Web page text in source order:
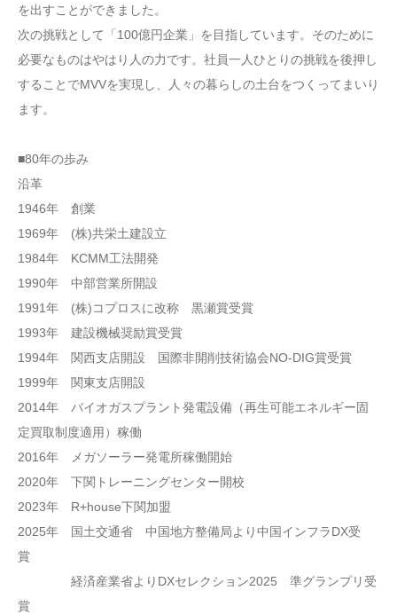
を出すことができました。
次の挑戦として「100億円企業」を目指しています。そのために
必要なものはやはり人の力です。社員一人ひとりの挑戦を後押し
することでMVVを実現し、人々の暮らしの土台をつくってまいり
ます。
■80年の歩み
沿革
1946年 創業
1969年 (株)共栄土建設立
1984年 KCMM工法開発
1990年 中部営業所開設
1991年 (株)コプロスに改称 黒瀬賞受賞
1993年 建設機械奨励賞受賞
1994年 関西支店開設 国際非開削技術協会NO-DIG賞受賞
1999年 関東支店開設
2014年 バイオガスプラント発電設備（再生可能エネルギー固
定買取制度適用）稼働
2016年 メガソーラー発電所稼働開始
2020年 下関トレーニングセンター開校
2023年 R+house下関加盟
2025年 国土交通省 中国地方整備局より中国インフラDX受
賞
経済産業省よりDXセレクション2025 準グランプリ受
賞